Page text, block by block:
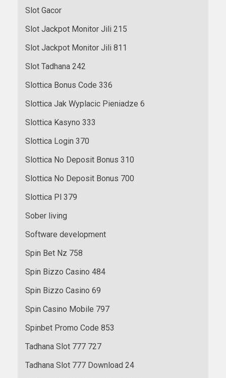
Slot Gacor
Slot Jackpot Monitor Jili 215
Slot Jackpot Monitor Jili 811
Slot Tadhana 242
Slottica Bonus Code 336
Slottica Jak Wyplacic Pieniadze 6
Slottica Kasyno 333
Slottica Login 370
Slottica No Deposit Bonus 310
Slottica No Deposit Bonus 700
Slottica Pl 379
Sober living
Software development
Spin Bet Nz 758
Spin Bizzo Casino 484
Spin Bizzo Casino 69
Spin Casino Mobile 797
Spinbet Promo Code 853
Tadhana Slot 777 727
Tadhana Slot 777 Download 24